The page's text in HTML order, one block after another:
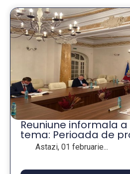
Reuniune informala a
tema: Perioada de
2021-2027
Astazi, 01 februarie...